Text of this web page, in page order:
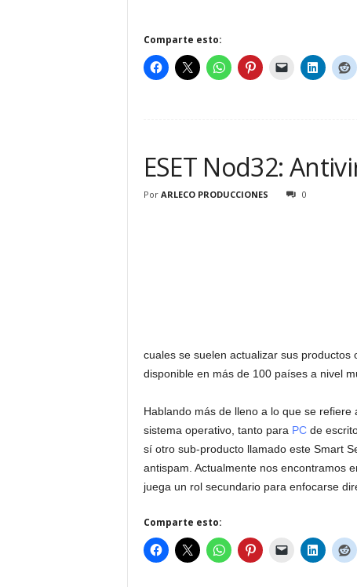
Comparte esto:
ESET Nod32:
Por ARLECO PRODUCCIONES 0
cuales se suelen actualizar sus
disponible en más de 100 países a nivel
Hablando más de lleno a lo que se refiere
sistema operativo, tanto para PCde
sí otro sub-producto llamado este Smart
antispam. Actualmente nos encontramos
juega un rol secundario para enfocarse
Comparte esto: